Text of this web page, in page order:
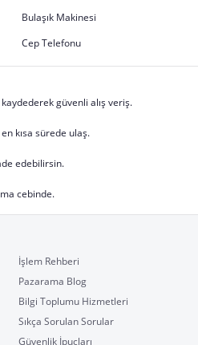
Bulaşık Makinesi
Cep Telefonu
güvenli alış veriş.
kısa sürede ulaş.
edebilirsin.
cebinde.
İşlem Rehberi
Pazarama Blog
Bilgi Toplumu Hizmetleri
Sıkça Sorulan Sorular
Güvenlik İpuçları